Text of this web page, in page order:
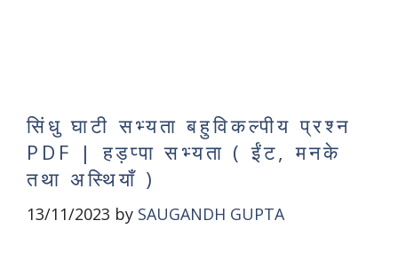
सिंधु घाटी सभ्यता बहुविकल्पीय प्रश्न
PDF | हड़प्पा सभ्यता ( ईंट, मनके
तथा अस्थियाँ )
13/11/2023 by SAUGANDH GUPTA